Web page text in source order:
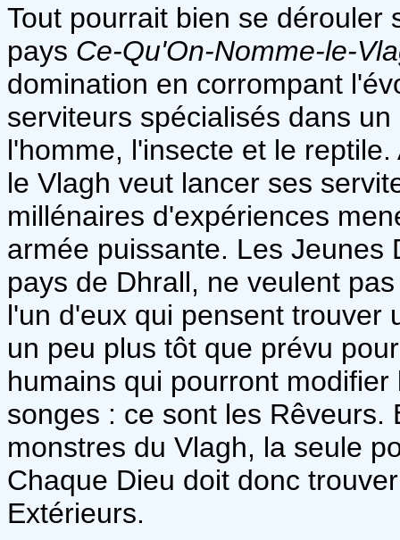
Tout pourrait bien se dérouler
pays Ce-Qu'On-Nomme-le-
domination en corrompant
serviteurs spécialisés dans
l'homme, l'insecte et le
le Vlagh veut lancer ses
millénaires d'expériences
armée puissante. Les Jeunes
pays de Dhrall, ne veulent
l'un d'eux qui pensent trouver
un peu plus tôt que prévu
humains qui pourront
songes : ce sont les
monstres du Vlagh, la seule
Chaque Dieu doit donc
Extérieurs.